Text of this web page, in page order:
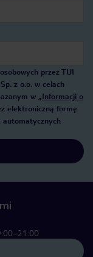
przez TUI
z o.o. w celach
w „Informacji o
elektroniczną formę
automatycznych